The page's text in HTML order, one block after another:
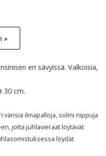
»
eri sävyissä. Valkoisia,
30 cm.
värisiä ilmapalloja, solmi nippuja
jotta juhlavieraat löytävät
löydät